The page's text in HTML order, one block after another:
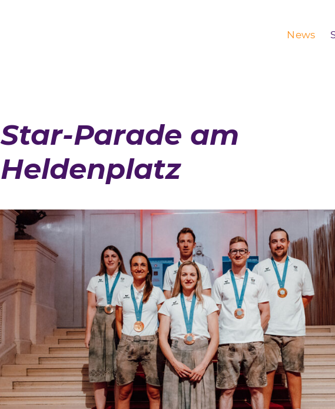
News
Star-Parade am
Heldenplatz